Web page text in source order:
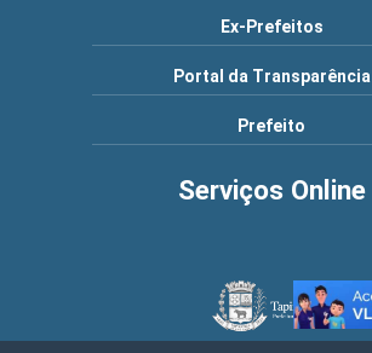
Ex-Prefeitos
Portal da Transparência
Prefeito
Serviços Online